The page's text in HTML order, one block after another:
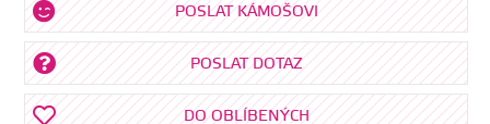
POSLAT KÁMOŠOVI
POSLAT DOTAZ
DO OBLÍBENÝCH